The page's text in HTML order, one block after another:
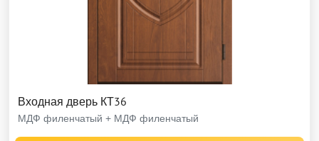
Входная дверь КТ36
МДФ филенчатый + МДФ филенчатый